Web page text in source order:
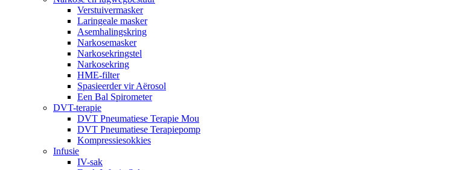
Verstuivermasker
Laringeale masker
Asemhalingskring
Narkosemasker
Narkosekringstel
Narkosekring
HME-filter
Spasieerder vir Aërosol
Een Bal Spirometer
DVT-terapie
DVT Pneumatiese Terapie Mou
DVT Pneumatiese Terapiepomp
Kompressiesokkies
Infusie
IV-sak